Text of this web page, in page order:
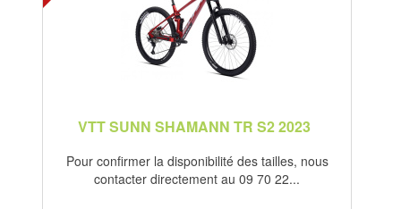
VTT SUNN SHAMANN TR S2 2023
Pour confirmer la disponibilité des tailles, nous
contacter directement au 09 70 22...